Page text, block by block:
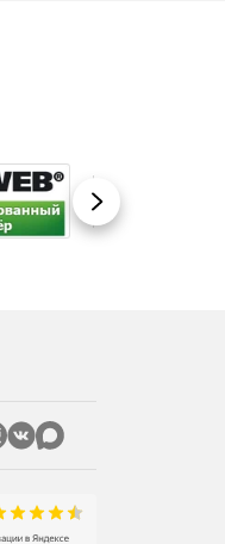
Вперед